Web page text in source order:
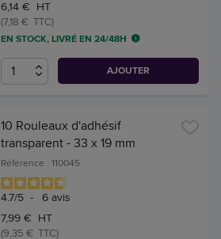
6,14 € HT
(7,18 € TTC)
EN STOCK, LIVRÉ EN 24/48H
AJOUTER
10 Rouleaux d'adhésif
transparent - 33 x 19 mm
Référence : 110045
4.7/5 - 6 avis
7,99 € HT
(9,35 € TTC)